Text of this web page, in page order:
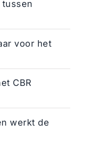
tussen
voor het
CBR
werkt de